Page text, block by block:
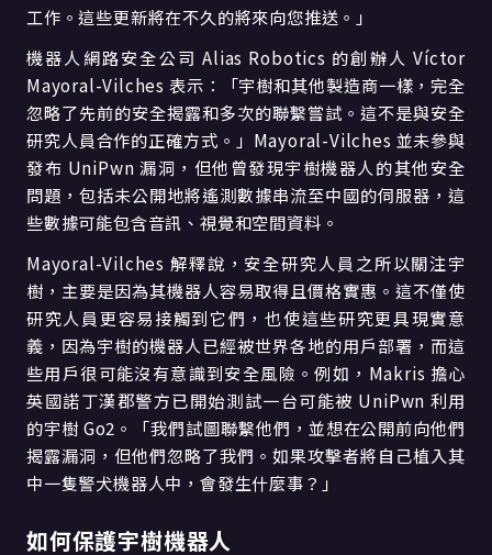
工作。這些更新將在不久的將來向您推送。」
機器人網路安全公司 Alias Robotics 的創辦人 Víctor
Mayoral-Vilches 表示：「宇樹和其他製造商一樣，完全
忽略了先前的安全揭露和多次的聯繫嘗試。這不是與安全
研究人員合作的正確方式。」Mayoral-Vilches 並未參與
發布 UniPwn 漏洞，但他曾發現宇樹機器人的其他安全
問題，包括未公開地將遙測數據串流至中國的伺服器，這
些數據可能包含音訊、視覺和空間資料。
Mayoral-Vilches 解釋說，安全研究人員之所以關注宇
樹，主要是因為其機器人容易取得且價格實惠。這不僅使
研究人員更容易接觸到它們，也使這些研究更具現實意
義，因為宇樹的機器人已經被世界各地的用戶部署，而這
些用戶很可能沒有意識到安全風險。例如，Makris 擔心
英國諾丁漢郡警方已開始測試一台可能被 UniPwn 利用
的宇樹 Go2。「我們試圖聯繫他們，並想在公開前向他們
揭露漏洞，但他們忽略了我們。如果攻擊者將自己植入其
中一隻警犬機器人中，會發生什麼事？」
如何保護宇樹機器人